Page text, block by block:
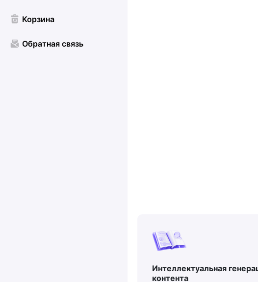
Корзина
Обратная связь
Интеллектуальная
контента